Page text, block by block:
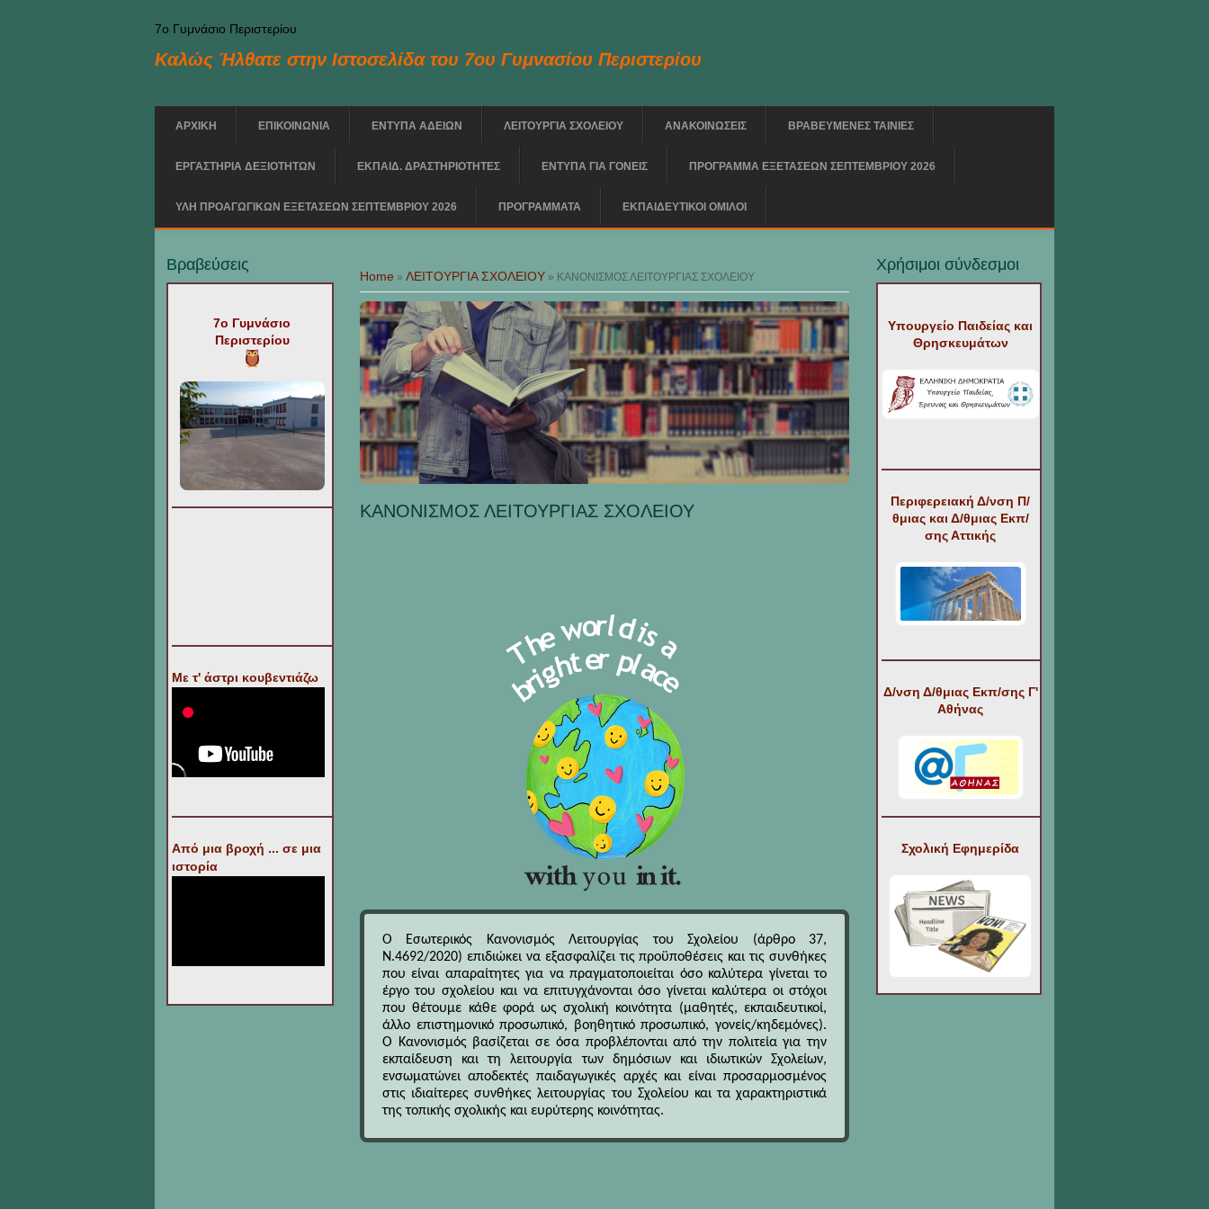
7ο Γυμνάσιο Περιστερίου
Καλώς Ήλθατε στην Ιστοσελίδα του 7ου Γυμνασίου Περιστερίου
ΑΡΧΙΚΗ ΕΠΙΚΟΙΝΩΝΙΑ ΕΝΤΥΠΑ ΑΔΕΙΩΝ ΛΕΙΤΟΥΡΓΙΑ ΣΧΟΛΕΙΟΥ ΑΝΑΚΟΙΝΩΣΕΙΣ ΒΡΑΒΕΥΜΕΝΕΣ ΤΑΙΝΙΕΣ
ΕΡΓΑΣΤΗΡΙΑ ΔΕΞΙΟΤΗΤΩΝ ΕΚΠΑΙΔ. ΔΡΑΣΤΗΡΙΟΤΗΤΕΣ ΕΝΤΥΠΑ ΓΙΑ ΓΟΝΕΙΣ ΠΡΟΓΡΑΜΜΑ ΕΞΕΤΑΣΕΩΝ ΣΕΠΤΕΜΒΡΙΟΥ 2026
ΥΛΗ ΠΡΟΑΓΩΓΙΚΩΝ ΕΞΕΤΑΣΕΩΝ ΣΕΠΤΕΜΒΡΙΟΥ 2026 ΠΡΟΓΡΑΜΜΑΤΑ ΕΚΠΑΙΔΕΥΤΙΚΟΙ ΟΜΙΛΟΙ
Home »ΛΕΙΤΟΥΡΓΙΑ ΣΧΟΛΕΙΟΥ » ΚΑΝΟΝΙΣΜΟΣ ΛΕΙΤΟΥΡΓΙΑΣ ΣΧΟΛΕΙΟΥ
ΚΑΝΟΝΙΣΜΟΣ ΛΕΙΤΟΥΡΓΙΑΣ ΣΧΟΛΕΙΟΥ
Ο Εσωτερικός Κανονισμός Λειτουργίας του Σχολείου (άρθρο 37,
Ν.4692/2020) επιδιώκει να εξασφαλίζει τις προϋποθέσεις και τις συνθήκες
που είναι απαραίτητες για να πραγματοποιείται όσο καλύτερα γίνεται το
έργο του σχολείου και να επιτυγχάνονται όσο γίνεται καλύτερα οι στόχοι
που θέτουμε κάθε φορά ως σχολική κοινότητα (μαθητές, εκπαιδευτικοί,
άλλο επιστημονικό προσωπικό, βοηθητικό προσωπικό, γονείς/κηδεμόνες).
Ο Κανονισμός βασίζεται σε όσα προβλέπονται από την πολιτεία για την
εκπαίδευση και τη λειτουργία των δημόσιων και ιδιωτικών Σχολείων,
ενσωματώνει αποδεκτές παιδαγωγικές αρχές και είναι προσαρμοσμένος
στις ιδιαίτερες συνθήκες λειτουργίας του Σχολείου και τα χαρακτηριστικά
της τοπικής σχολικής και ευρύτερης κοινότητας.
Βραβεύσεις
7ο Γυμνάσιο
Περιστερίου
Με τ' άστρι κουβεντιάζω
Από μια βροχή ... σε μια
ιστορία
Χρήσιμοι σύνδεσμοι
Υπουργείο Παιδείας και
Θρησκευμάτων
Περιφερειακή Δ/νση Π/
θμιας και Δ/θμιας Εκπ/
σης Αττικής
Δ/νση Δ/θμιας Εκπ/σης Γ'
Αθήνας
Σχολική Εφημερίδα